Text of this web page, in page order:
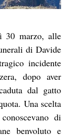
30 marzo, alle
di Davide
incidente
dopo aver
dal gatto
Una scelta
di
benvoluto e